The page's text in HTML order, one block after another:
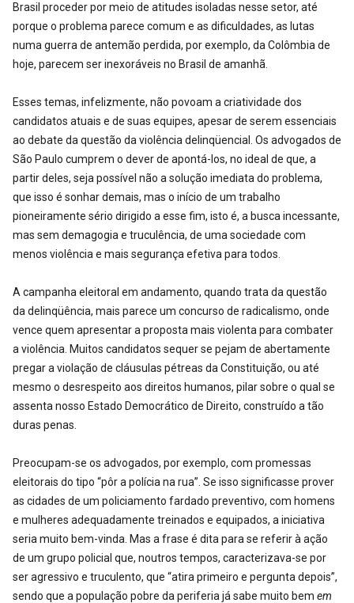
Brasil proceder por meio de atitudes isoladas nesse setor, até
porque o problema parece comum e as dificuldades, as lutas
numa guerra de antemão perdida, por exemplo, da Colômbia de
hoje, parecem ser inexoráveis no Brasil de amanhã.
Esses temas, infelizmente, não povoam a criatividade dos
candidatos atuais e de suas equipes, apesar de serem essenciais
ao debate da questão da violência delinqüencial. Os advogados de
São Paulo cumprem o dever de apontá-los, no ideal de que, a
partir deles, seja possível não a solução imediata do problema,
que isso é sonhar demais, mas o início de um trabalho
pioneiramente sério dirigido a esse fim, isto é, a busca incessante,
mas sem demagogia e truculência, de uma sociedade com
menos violência e mais segurança efetiva para todos.
A campanha eleitoral em andamento, quando trata da questão
da delinqüência, mais parece um concurso de radicalismo, onde
vence quem apresentar a proposta mais violenta para combater
a violência. Muitos candidatos sequer se pejam de abertamente
pregar a violação de cláusulas pétreas da Constituição, ou até
mesmo o desrespeito aos direitos humanos, pilar sobre o qual se
assenta nosso Estado Democrático de Direito, construído a tão
duras penas.
Preocupam-se os advogados, por exemplo, com promessas
eleitorais do tipo “pôr a polícia na rua”. Se isso significasse prover
as cidades de um policiamento fardado preventivo, com homens
e mulheres adequadamente treinados e equipados, a iniciativa
seria muito bem-vinda. Mas a frase é dita para se referir à ação
de um grupo policial que, noutros tempos, caracterizava-se por
ser agressivo e truculento, que “atira primeiro e pergunta depois”,
sendo que a população pobre da periferia já sabe muito bem em